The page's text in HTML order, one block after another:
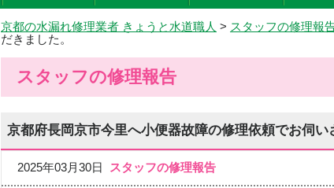
京都の水漏れ修理業者 きょうと水道職人 > スタッフの修理報
だきました。
スタッフの修理報告
京都府長岡京市今里へ小便器故障の修理依頼でお伺い
2025年03月30日 スタッフの修理報告